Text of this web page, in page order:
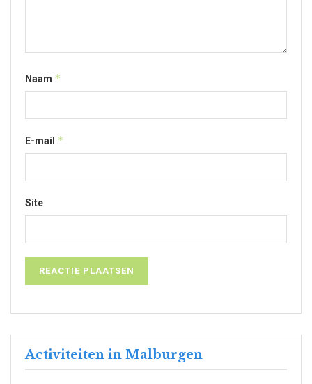
Naam *
E-mail *
Site
Activiteiten in Malburgen